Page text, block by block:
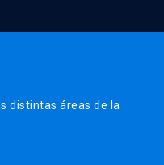
distintas áreas de la